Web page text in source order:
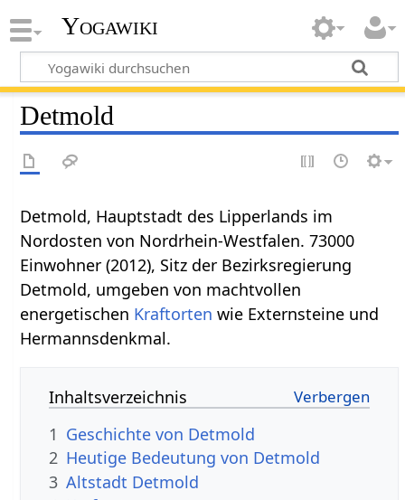
Yogawiki
Detmold
Detmold, Hauptstadt des Lipperlands im
Nordosten von Nordrhein-Westfalen. 73000
Einwohner (2012), Sitz der Bezirksregierung
Detmold, umgeben von machtvollen
energetischen Kraftorten wie Externsteine und
Hermannsdenkmal.
Inhaltsverzeichnis
1 Geschichte von Detmold
2 Heutige Bedeutung von Detmold
3 Altstadt Detmold